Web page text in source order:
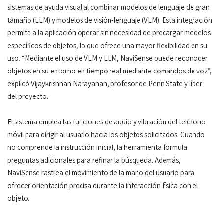
sistemas de ayuda visual al combinar modelos de lenguaje de gran
tamaño (LLM) y modelos de visión-lenguaje (VLM). Esta integración
permite a la aplicación operar sin necesidad de precargar modelos
específicos de objetos, lo que ofrece una mayor flexibilidad en su
uso. “Mediante el uso de VLM y LLM, NaviSense puede reconocer
objetos en su entorno en tiempo real mediante comandos de voz”,
explicó Vijaykrishnan Narayanan, profesor de Penn State y líder
del proyecto.
El sistema emplea las funciones de audio y vibración del teléfono
móvil para dirigir al usuario hacia los objetos solicitados. Cuando
no comprende la instrucción inicial, la herramienta formula
preguntas adicionales para refinar la búsqueda. Además,
NaviSense rastrea el movimiento de la mano del usuario para
ofrecer orientación precisa durante la interacción física con el
objeto.